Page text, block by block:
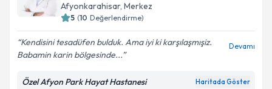
Afyonkarahisar, Merkez
5 (10 Değerlendirme)
Kendisini tesadüfen bulduk. Ama iyi ki karşılaşmışiz.
Babamin karin bölgesinde...
Devamı
Özel Afyon Park Hayat Hastanesi Haritada Göster